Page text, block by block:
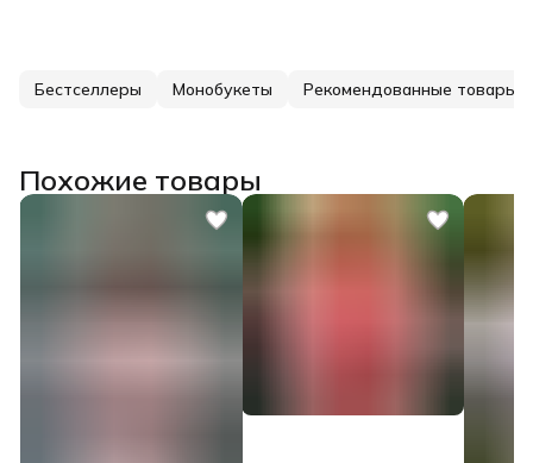
Бестселлеры Монобукеты Рекомендованные товары
Похожие товары